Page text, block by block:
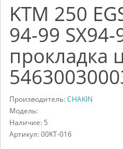
KTM 250
94-99 SX94-
прокладка
Производитель:CHAKIN
Модель:
Наличие: 5
Артикул:00KT-016